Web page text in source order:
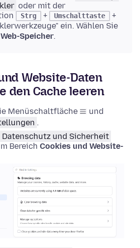
oder mit der
Strg + Umschalttaste +
ein. Wählen Sie
Web-Speicher.
Website-Daten
den Cache leeren
Menüschaltfläche
und
.
Datenschutz und Sicherheit
Bereich Cookies und Website-